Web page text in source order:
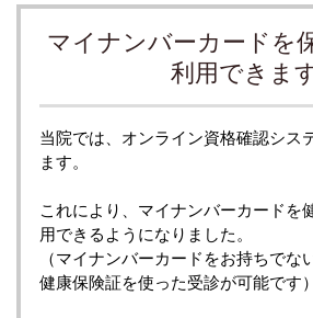
マイナンバーカードを
利用できま
当院では、オンライン資格確認シス
ます。
これにより、マイナンバーカードを
用できるようになりました。
（マイナンバーカードをお持ちでな
健康保険証を使った受診が可能です）